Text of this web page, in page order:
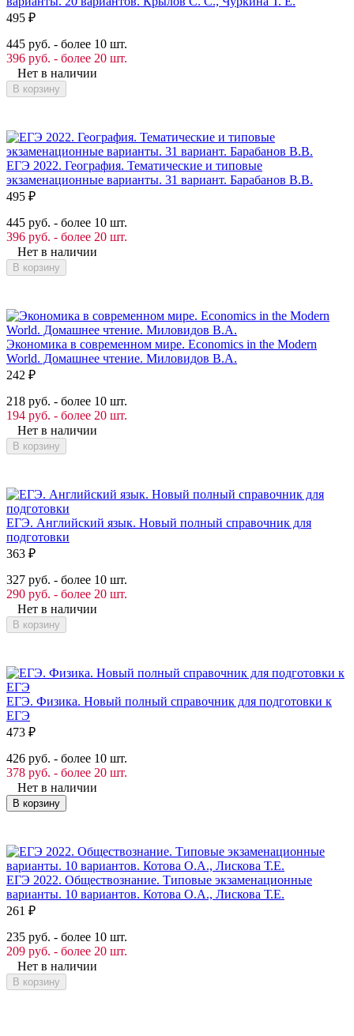
495 ₽
445 руб. - более 10 шт.
396 руб. - более 20 шт.
Нет в наличии
В корзину
ЕГЭ 2022. География. Тематические и типовые
экзаменационные варианты. 31 вариант. Барабанов В.В.
495 ₽
445 руб. - более 10 шт.
396 руб. - более 20 шт.
Нет в наличии
В корзину
Экономика в современном мире. Economics in the Modern
World. Домашнее чтение. Миловидов В.А.
242 ₽
218 руб. - более 10 шт.
194 руб. - более 20 шт.
Нет в наличии
В корзину
ЕГЭ. Английский язык. Новый полный справочник для
подготовки
363 ₽
327 руб. - более 10 шт.
290 руб. - более 20 шт.
Нет в наличии
В корзину
ЕГЭ. Физика. Новый полный справочник для подготовки к
ЕГЭ
473 ₽
426 руб. - более 10 шт.
378 руб. - более 20 шт.
Нет в наличии
В корзину
ЕГЭ 2022. Обществознание. Типовые экзаменационные
варианты. 10 вариантов. Котова О.А., Лискова Т.Е.
261 ₽
235 руб. - более 10 шт.
209 руб. - более 20 шт.
Нет в наличии
В корзину